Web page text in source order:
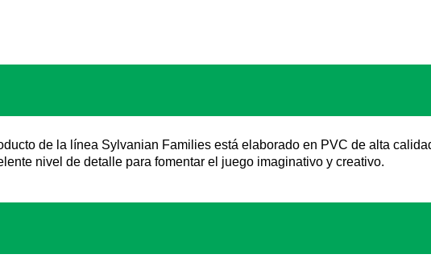
de la línea Sylvanian Families está elaborado en PVC de alta
nivel de detalle para fomentar el juego imaginativo y creativo.